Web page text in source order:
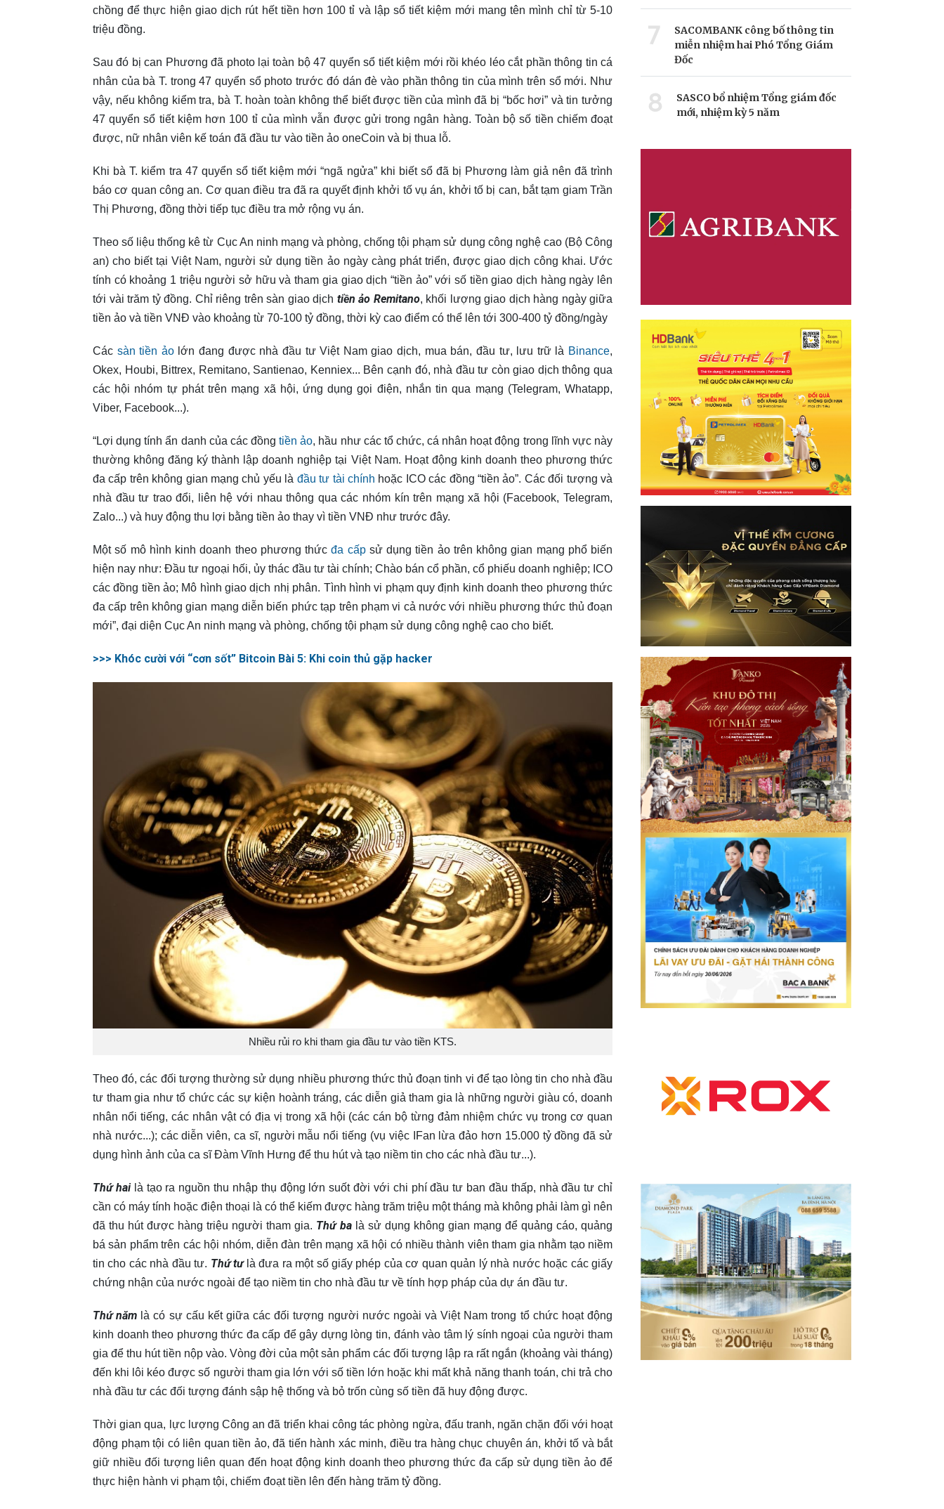
chồng để thực hiện giao dịch rút hết tiền hơn 100 tỉ và lập sổ tiết kiệm mới mang tên mình chỉ từ 5-10
triệu đồng.
Sau đó bị can Phương đã photo lại toàn bộ 47 quyển sổ tiết kiệm mới rồi khéo léo cắt phần thông tin cá
nhân của bà T. trong 47 quyển sổ photo trước đó dán đè vào phần thông tin của mình trên sổ mới. Như
vậy, nếu không kiểm tra, bà T. hoàn toàn không thể biết được tiền của mình đã bị “bốc hơi” và tin tưởng
47 quyển sổ tiết kiệm hơn 100 tỉ của mình vẫn được gửi trong ngân hàng. Toàn bộ số tiền chiếm đoạt
được, nữ nhân viên kế toán đã đầu tư vào tiền ảo oneCoin và bị thua lỗ.
Khi bà T. kiểm tra 47 quyển sổ tiết kiệm mới “ngã ngửa” khi biết sổ đã bị Phương làm giả nên đã trình
báo cơ quan công an. Cơ quan điều tra đã ra quyết định khởi tố vụ án, khởi tố bị can, bắt tạm giam Trần
Thị Phương, đồng thời tiếp tục điều tra mở rộng vụ án.
Theo số liệu thống kê từ Cục An ninh mạng và phòng, chống tội phạm sử dụng công nghệ cao (Bộ Công
an) cho biết tại Việt Nam, người sử dụng tiền ảo ngày càng phát triển, được giao dịch công khai. Ước
tính có khoảng 1 triệu người sở hữu và tham gia giao dịch “tiền ảo” với số tiền giao dịch hàng ngày lên
tới vài trăm tỷ đồng. Chỉ riêng trên sàn giao dịch tiền ảo Remitano, khối lượng giao dịch hàng ngày giữa
tiền ảo và tiền VNĐ vào khoảng từ 70-100 tỷ đồng, thời kỳ cao điểm có thể lên tới 300-400 tỷ đồng/ngày
Các sàn tiền ảolớn đang được nhà đầu tư Việt Nam giao dịch, mua bán, đầu tư, lưu trữ là Binance,
Okex, Houbi, Bittrex, Remitano, Santienao, Kenniex... Bên cạnh đó, nhà đầu tư còn giao dịch thông qua
các hội nhóm tự phát trên mạng xã hội, ứng dụng gọi điện, nhắn tin qua mạng (Telegram, Whatapp,
Viber, Facebook...).
“Lợi dụng tính ẩn danh của các đồng tiền ảo, hầu như các tổ chức, cá nhân hoạt động trong lĩnh vực này
thường không đăng ký thành lập doanh nghiệp tại Việt Nam. Hoạt động kinh doanh theo phương thức
đa cấp trên không gian mạng chủ yếu là đầu tư tài chính hoặc ICO các đồng “tiền ảo”. Các đối tượng và
nhà đầu tư trao đổi, liên hệ với nhau thông qua các nhóm kín trên mạng xã hội (Facebook, Telegram,
Zalo...) và huy động thu lợi bằng tiền ảo thay vì tiền VNĐ như trước đây.
Một số mô hình kinh doanh theo phương thứcđa cấpsử dụng tiền ảo trên không gian mạng phổ biến
hiện nay như: Đầu tư ngoại hối, ủy thác đầu tư tài chính; Chào bán cổ phần, cổ phiếu doanh nghiệp; ICO
các đồng tiền ảo; Mô hình giao dịch nhị phân. Tình hình vi phạm quy định kinh doanh theo phương thức
đa cấp trên không gian mạng diễn biến phức tạp trên phạm vi cả nước với nhiều phương thức thủ đoạn
mới”, đại diện Cục An ninh mạng và phòng, chống tội phạm sử dụng công nghệ cao cho biết.
>>> Khóc cười với “cơn sốt” Bitcoin Bài 5: Khi coin thủ gặp hacker
Nhiều rủi ro khi tham gia đầu tư vào tiền KTS.
Theo đó, các đối tượng thường sử dụng nhiều phương thức thủ đoạn tinh vi để tạo lòng tin cho nhà đầu
tư tham gia như tổ chức các sự kiện hoành tráng, các diễn giả tham gia là những người giàu có, doanh
nhân nổi tiếng, các nhân vật có địa vị trong xã hội (các cán bộ từng đảm nhiệm chức vụ trong cơ quan
nhà nước...); các diễn viên, ca sĩ, người mẫu nổi tiếng (vụ việc IFan lừa đảo hơn 15.000 tỷ đồng đã sử
dụng hình ảnh của ca sĩ Đàm Vĩnh Hưng để thu hút và tạo niềm tin cho các nhà đầu tư...).
Thứ hailà tạo ra nguồn thu nhập thụ động lớn suốt đời với chi phí đầu tư ban đầu thấp, nhà đầu tư chỉ
cần có máy tính hoặc điện thoại là có thể kiếm được hàng trăm triệu một tháng mà không phải làm gì nên
đã thu hút được hàng triệu người tham gia. Thứ balà sử dụng không gian mạng để quảng cáo, quảng
bá sản phẩm trên các hội nhóm, diễn đàn trên mạng xã hội có nhiều thành viên tham gia nhằm tạo niềm
tin cho các nhà đầu tư. Thứ tưlà đưa ra một số giấy phép của cơ quan quản lý nhà nước hoặc các giấy
chứng nhận của nước ngoài để tạo niềm tin cho nhà đầu tư về tính hợp pháp của dự án đầu tư.
Thứ năm là có sự cấu kết giữa các đối tượng người nước ngoài và Việt Nam trong tổ chức hoạt động
kinh doanh theo phương thức đa cấp để gây dựng lòng tin, đánh vào tâm lý sính ngoại của người tham
gia để thu hút tiền nộp vào. Vòng đời của một sản phẩm các đối tượng lập ra rất ngắn (khoảng vài tháng)
đến khi lôi kéo được số người tham gia lớn với số tiền lớn hoặc khi mất khả năng thanh toán, chi trả cho
nhà đầu tư các đối tượng đánh sập hệ thống và bỏ trốn cùng số tiền đã huy động được.
Thời gian qua, lực lượng Công an đã triển khai công tác phòng ngừa, đấu tranh, ngăn chặn đối với hoạt
động phạm tội có liên quan tiền ảo, đã tiến hành xác minh, điều tra hàng chục chuyên án, khởi tố và bắt
giữ nhiều đối tượng liên quan đến hoạt động kinh doanh theo phương thức đa cấp sử dụng tiền ảo để
thực hiện hành vi phạm tội, chiếm đoạt tiền lên đến hàng trăm tỷ đồng.
7
SACOMBANK công bố thông tin
miễn nhiệm hai Phó Tổng Giám
Đốc
8
SASCO bổ nhiệm Tổng giám đốc
mới, nhiệm kỳ 5 năm